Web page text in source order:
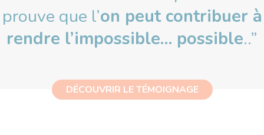
prouve que l’on peut contribuer à
rendre l’impossible… possible..”
DÉCOUVRIR LE TÉMOIGNAGE